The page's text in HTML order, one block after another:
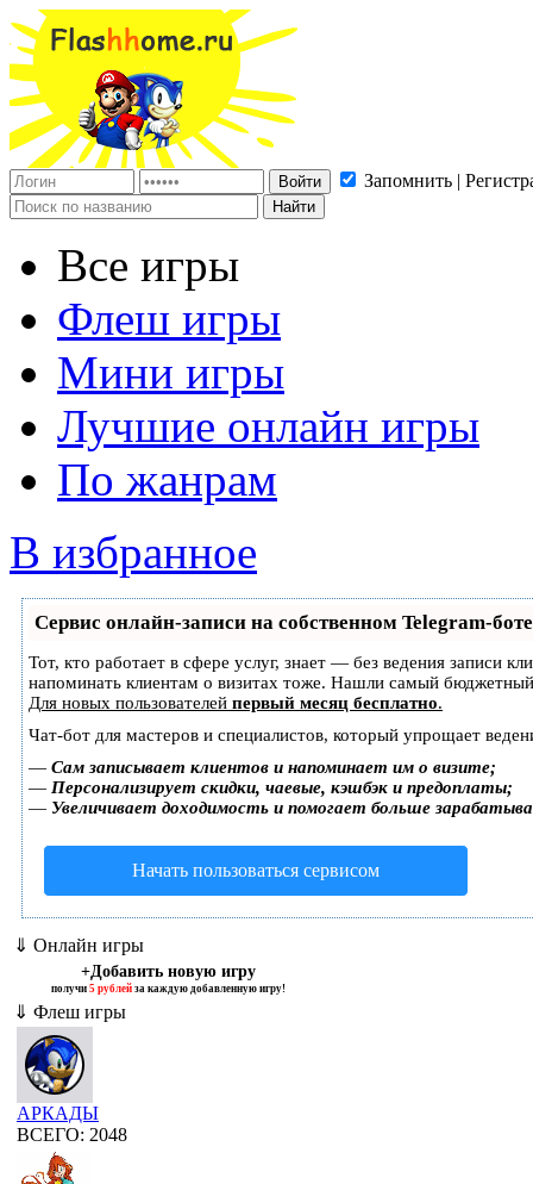
Запомнить |
Все игры
Флеш игры
Мини игры
Лучшие онлайн игры
По жанрам
В избранное
Сервис онлайн-записи на собственном Telegram-боте
Тот, кто работает в сфере услуг, знает — без ведения записи
напоминать клиентам о визитах тоже. Нашли самый
Для новых пользователей первый месяц бесплатно.
Чат-бот для мастеров и специалистов, который упрощает
— Сам записывает клиентов и напоминает им о визите;
— Персонализирует скидки, чаевые, кэшбэк и предоплаты;
— Увеличивает доходимость и помогает больше
Начать пользоваться сервисом
⇓ Онлайн игры
+Добавить новую игру
получи 5 рублейза каждую добавленную игру!
⇓ Флеш игры
АРКАДЫ
ВСЕГО: 2048